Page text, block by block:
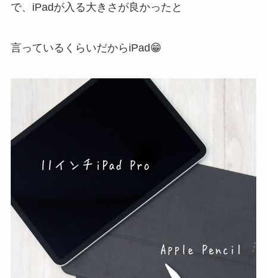
で、iPadが入る大きさが良かったと
言っているくらいだからiPad😁